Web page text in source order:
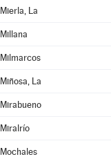
Mierla, La
Millana
Milmarcos
Miñosa, La
Mirabueno
Miralrío
Mochales